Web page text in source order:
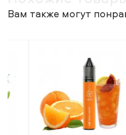
Вам также могут